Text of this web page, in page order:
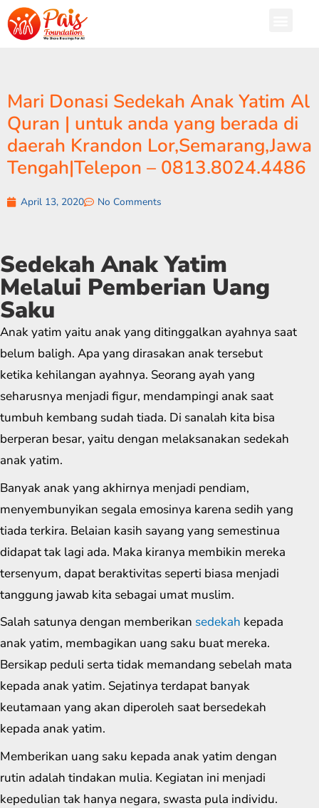
Mari Donasi Sedekah Anak Yatim Al
Quran | untuk anda yang berada di
daerah Krandon Lor,Semarang,Jawa
Tengah|Telepon – 0813.8024.4486
April 13, 2020 No Comments
Sedekah Anak Yatim
Melalui Pemberian Uang
Saku
Anak yatim yaitu anak yang ditinggalkan ayahnya saat
belum baligh. Apa yang dirasakan anak tersebut
ketika kehilangan ayahnya. Seorang ayah yang
seharusnya menjadi figur, mendampingi anak saat
tumbuh kembang sudah tiada. Di sanalah kita bisa
berperan besar, yaitu dengan melaksanakan sedekah
anak yatim.
Banyak anak yang akhirnya menjadi pendiam,
menyembunyikan segala emosinya karena sedih yang
tiada terkira. Belaian kasih sayang yang semestinua
didapat tak lagi ada. Maka kiranya membikin mereka
tersenyum, dapat beraktivitas seperti biasa menjadi
tanggung jawab kita sebagai umat muslim.
Salah satunya dengan memberikan sedekah kepada
anak yatim, membagikan uang saku buat mereka.
Bersikap peduli serta tidak memandang sebelah mata
kepada anak yatim. Sejatinya terdapat banyak
keutamaan yang akan diperoleh saat bersedekah
kepada anak yatim.
Memberikan uang saku kepada anak yatim dengan
rutin adalah tindakan mulia. Kegiatan ini menjadi
kepedulian tak hanya negara, swasta pula individu.